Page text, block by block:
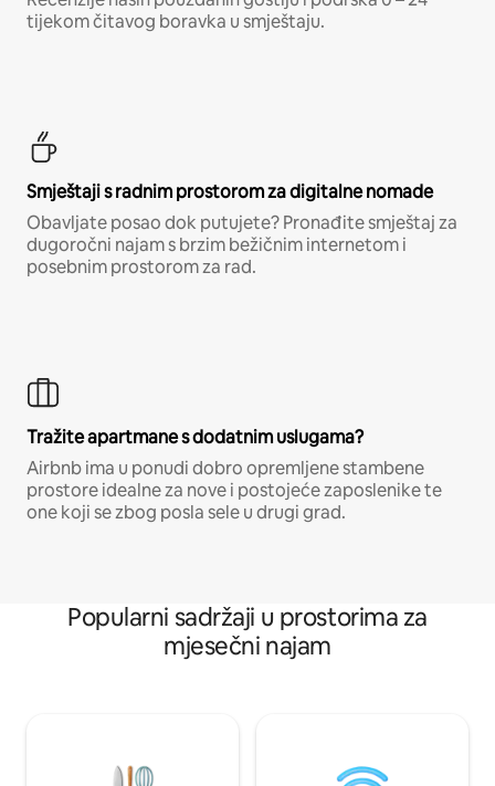
tijekom čitavog boravka u smještaju.
Smještaji s radnim prostorom za digitalne nomade
Obavljate posao dok putujete? Pronađite smještaj za
dugoročni najam s brzim bežičnim internetom i
posebnim prostorom za rad.
Tražite apartmane s dodatnim uslugama?
Airbnb ima u ponudi dobro opremljene stambene
prostore idealne za nove i postojeće zaposlenike te
one koji se zbog posla sele u drugi grad.
Popularni sadržaji u prostorima za
mjesečni najam